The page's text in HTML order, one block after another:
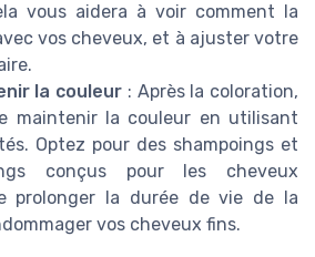
vous aidera à voir comment la
vos cheveux, et à ajuster votre
la couleur : Après la coloration,
maintenir la couleur en utilisant
Optez pour des shampoings et
conçus pour les cheveux
prolonger la durée de vie de la
vos cheveux fins.